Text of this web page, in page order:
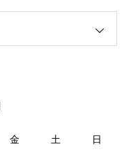
金 土 日